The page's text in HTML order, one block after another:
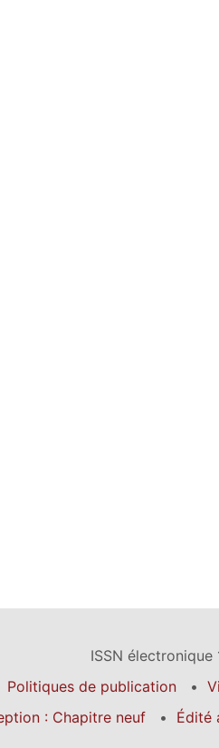
ISSN électronique
Politiques de publication
: Chapitre neuf
Édité